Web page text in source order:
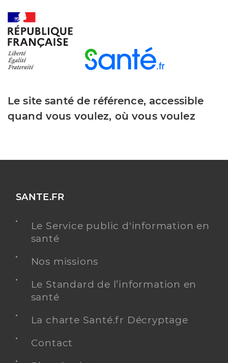
Le site santé de référence, accessible
quand vous voulez, où vous voulez
SANTE.FR
Le Service public d'information en
santé
Nos missions
Le Standard de l’information en
santé
La charte Santé.fr Décryptage
Contact